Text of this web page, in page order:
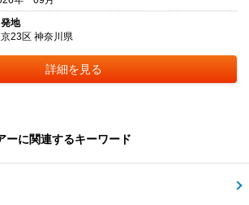
地
23区 神奈川県
詳細を見る
ーに関連するキーワード